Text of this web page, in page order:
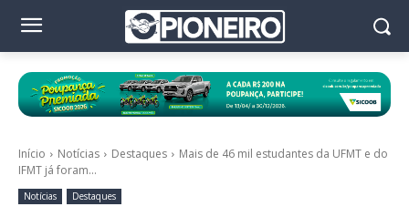
Início Notícias Destaques
Mais de 46 mil estudantes da UFMT e do
IFMT já foram...
Notícias Destaques